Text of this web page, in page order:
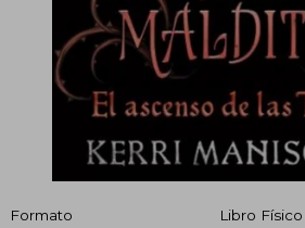
Formato
Libro Físico